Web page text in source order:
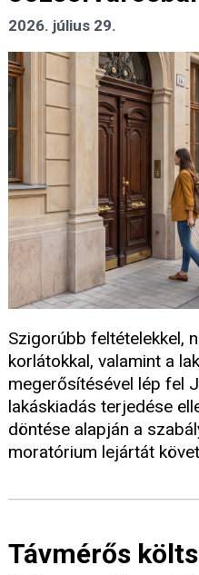
2026. július 29.
Szigorúbb feltételekkel,
korlátokkal, valamint a
megerősítésével lép fel
lakáskiadás terjedése
döntése alapján a
moratórium lejártát
Távmérős